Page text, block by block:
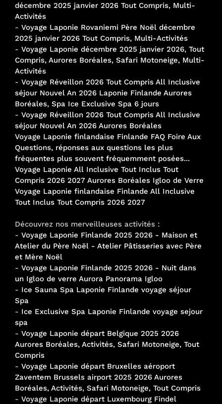
décembre 2025 janvier 2026 Tout Compris, Multi-
Activités
- Voyage Laponie Rovaniemi Père Noël décembre
2025 janvier 2026 Tout Compris, Multi-Activités
- Voyage Laponie décembre 2025 janvier 2026, Tout
Compris, Aurores Boréales, Safari Motoneige, Multi-
Activités
- Voyage Réveillon 2026 Tout Compris All Inclusive
séjour Nouvel An 2026 Laponie Finlande Aurores
Boréales, Spa Ice Exclusive Spa 6 jours
- Voyage Réveillon 2026 Tout Compris All Inclusive
séjour Nouvel An 2026 Aurores Boréales
Voyage Laponie finlandaise Finlande FAQ Foire Aux
Questions, réponses aux questions les plus
fréquentes plus souvent fréquemment posées...
Voyage Laponie All Inclusive Tout Inclus Tout
Compris 2026 2027 Aurores Boréales Igloo de Verre
Voyage Laponie finlandaise Finlande All Inclusive
Tout Inclus Tout Compris 2026 2027
Découvrez nos merveilleuses activités :
- Voyage Laponie Finlande 2025 2026 - Maison et
Atelier du Père Noël - Atelier Pâtisseries avec Père
et Mère Noël
- Voyage Laponie Finlande 2025 2026 - Nuit dans
un Igloo de verre Aurora Panorama Igloo
- Ice Sauna Spa Laponie Finlande voyage séjour
Spa
- Ice Exclusive Spa Laponie Finlande voyage sejour
spa
- Voyage Laponie départ Belgique 2025 2026
Aurores Boréales, Activités, Safari Motoneige, Tout
Compris
- Voyage Laponie départ Bruxelles aéroport
Zaventem Brussels airport 2025 2026 Aurores
Boréales, Activités, Safari Motoneige, Tout Compris
- Voyage Laponie départ Luxembourg Findel